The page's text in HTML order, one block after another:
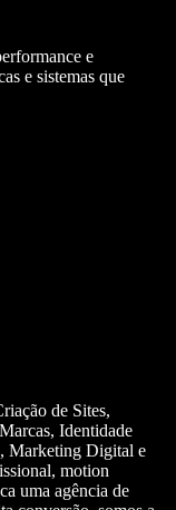
e
e sistemas que
de Sites,
Identidade
Marketing Digital e
motion
uma agência de